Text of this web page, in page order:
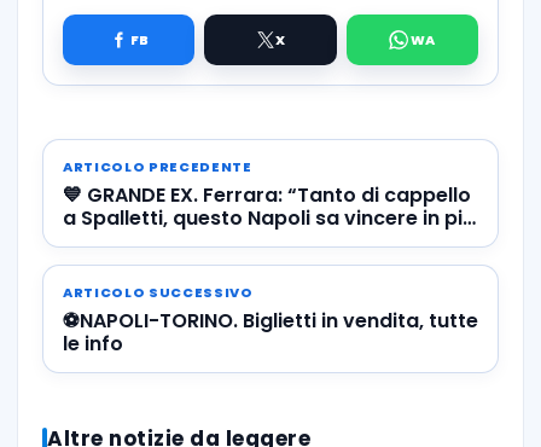
ARTICOLO PRECEDENTE
💙 GRANDE EX. Ferrara: “Tanto di cappello
a Spalletti, questo Napoli sa vincere in più
modi”
ARTICOLO SUCCESSIVO
⚽️NAPOLI-TORINO. Biglietti in vendita, tutte
le info
Altre notizie da leggere